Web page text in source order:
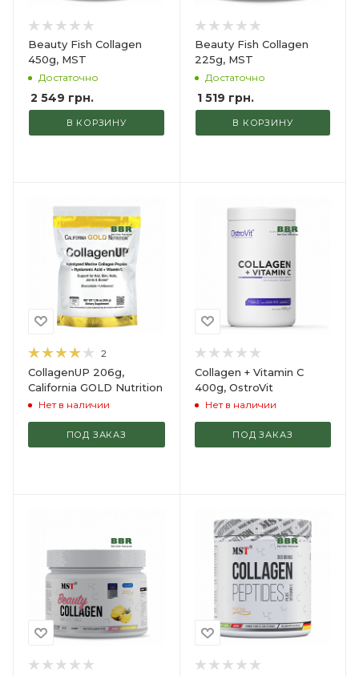
Beauty Fish Collagen
450g, MST
Достаточно
2 549 грн.
В КОРЗИНУ
Beauty Fish Collagen
225g, MST
Достаточно
1 519 грн.
В КОРЗИНУ
2
CollagenUP 206g,
California GOLD Nutrition
Нет в наличии
ПОД ЗАКАЗ
Collagen + Vitamin C
400g, OstroVit
Нет в наличии
ПОД ЗАКАЗ